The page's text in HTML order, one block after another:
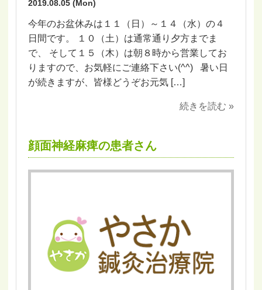
2019.08.05 (Mon)
今年のお盆休みは１１（日）～１４（水）の４
日間です。 １０（土）は通常通り夕方までま
で、 そして１５（木）は朝８時から営業してお
りますので、お気軽にご連絡下さい(^^) 暑い日
が続きますが、皆様どうぞお元気 […]
続きを読む »
顔面神経麻痺の患者さん